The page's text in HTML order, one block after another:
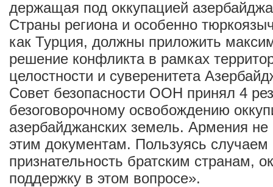
держащая под оккупацией
Страны региона и особенно
как Турция, должны приложить
решение конфликта в рамках
целостности и суверенитета
Совет безопасности ООН принял 4
безоговорочному освобождению
азербайджанских земель. Армения не
этим документам. Пользуясь
признательность братским странам,
поддержку в этом вопросе».